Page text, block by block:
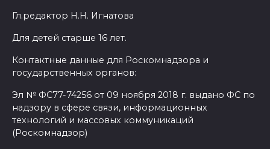
Гл.редактор Н.Н. Игнатова
Для детей старше 16 лет.
Контактные данные для Роскомнадзора и
государственных органов:
Эл № ФС77-74256 от 09 ноября 2018 г. выдано ФС по
надзору в сфере связи, информационных
технологий и массовых коммуникаций
(Роскомнадзор)